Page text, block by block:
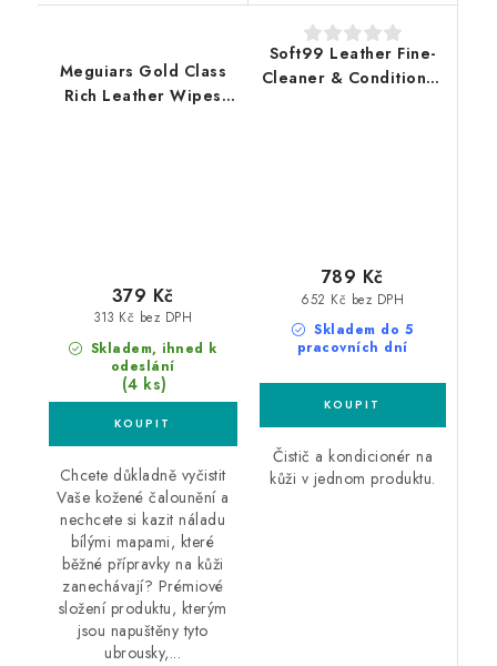
Meguiars Gold Class
Rich Leather Wipes
Skladem, ihned k
odeslání
(4 ks)
313 Kč bez DPH
379 Kč
Chcete důkladně vyčistit
Vaše kožené čalounění a
nechcete si kazit náladu
bílými mapami, které
běžné přípravky na kůži
zanechávají? Prémiové
složení produktu, kterým
jsou napuštěny tyto
ubrousky,...
Soft99 Leather Fine-
Cleaner & Conditioner
Skladem do 5
pracovních dní
652 Kč bez DPH
789 Kč
Čistič a kondicionér na
kůži v jednom produktu.